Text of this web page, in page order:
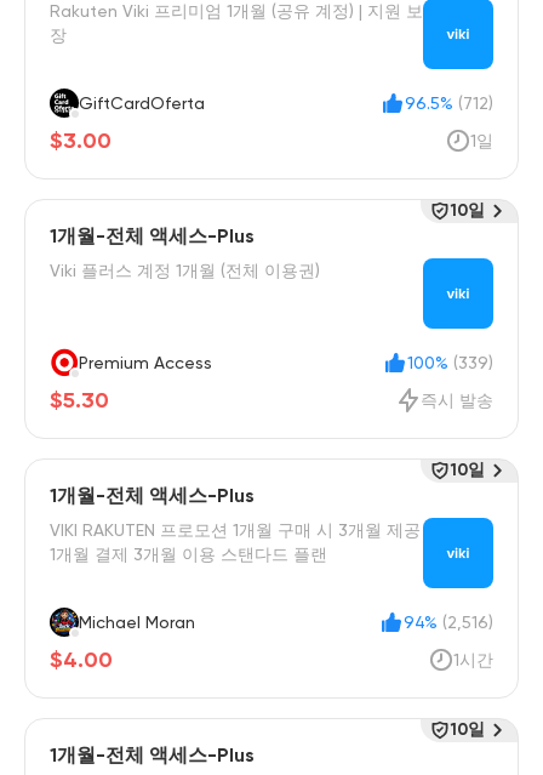
Rakuten Viki 프리미엄 1개월 (공유 계정) | 지원 보
장
GiftCardOferta 96.5% (712)
$3.00 1일
1개월-전체 액세스-Plus
Viki 플러스 계정 1개월 (전체 이용권)
Premium Access 100% (339)
$5.30 즉시 발송
10일
1개월-전체 액세스-Plus
VIKI RAKUTEN 프로모션 1개월 구매 시 3개월 제공
1개월 결제 3개월 이용 스탠다드 플랜
Michael Moran 94% (2,516)
$4.00 1시간
10일
1개월-전체 액세스-Plus
10일